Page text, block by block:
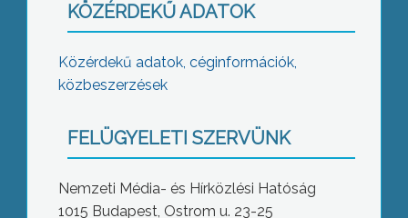
KÖZÉRDEKŰ ADATOK
Közérdekű adatok, céginformációk,
közbeszerzések
FELÜGYELETI SZERVÜNK
Nemzeti Média- és Hírközlési Hatóság
1015 Budapest, Ostrom u. 23-25